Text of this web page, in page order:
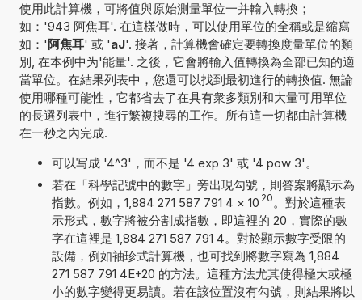
使用此計算機，可將值與原始測量單位一并輸入轉換；
如：'943 阿焦耳'. 在這樣做時，可以使用單位的全稱或是縮寫
如：'阿焦耳' 或 'aJ'. 接著，計算機會確定要轉換度量單位的類
別, 在本例中为'能量'. 之後，它會將輸入值轉換為全部已知的適
當單位。在結果列表中，您還可以找到最初進行的轉換值. 無論
使用哪種可能性，它都省去了在具有衆多類別和大量可用單位
的長選列表中，進行繁複搜尋的工作。所有這一切都由計算機
在一秒之內完成.
可以写成 '4^3'，而不是 '4 exp 3' 或 '4 pow 3'。
若在「科學記號中的數字」旁出現勾號，則答案將顯示為
指數。例如，1,884 271 587 791 4 × 10 20 。對於這種表
示形式，數字將被分割成指數，即這裡的 20，實際的數
字在這裡是 1,884 271 587 791 4。對於顯示數字受限的
設備，例如袖珍式計算機，也可找到將數字寫為 1,884
271 587 791 4E+20 的方法。這種方法尤其使得極大或極
小的數字變得更易讀。若在該位置沒有勾號，則結果將以